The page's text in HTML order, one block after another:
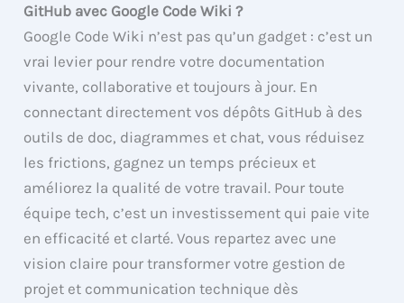
GitHub avec Google Code Wiki ?
Google Code Wiki n’est pas qu’un gadget : c’est un
vrai levier pour rendre votre documentation
vivante, collaborative et toujours à jour. En
connectant directement vos dépôts GitHub à des
outils de doc, diagrammes et chat, vous réduisez
les frictions, gagnez un temps précieux et
améliorez la qualité de votre travail. Pour toute
équipe tech, c’est un investissement qui paie vite
en efficacité et clarté. Vous repartez avec une
vision claire pour transformer votre gestion de
projet et communication technique dès